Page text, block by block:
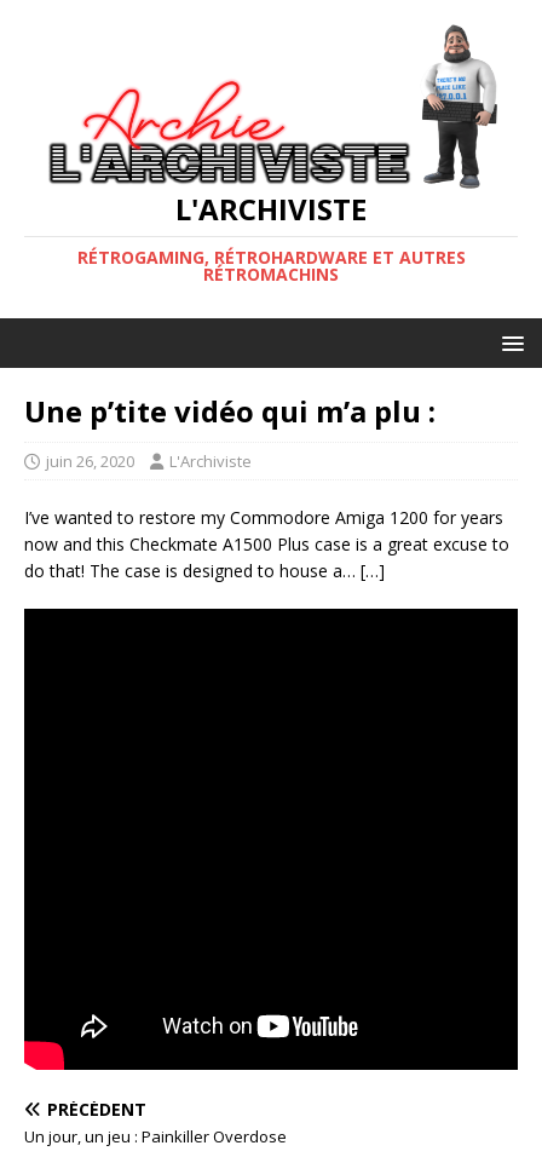
L'ARCHIVISTE
RÉTROGAMING, RÉTROHARDWARE ET AUTRES
RÉTROMACHINS
Une p’tite vidéo qui m’a plu :
juin 26, 2020 L'Archiviste
I’ve wanted to restore my Commodore Amiga 1200 for years
now and this Checkmate A1500 Plus case is a great excuse to
do that! The case is designed to house a… […]
PRÉCÉDENT
Un jour, un jeu : Painkiller Overdose